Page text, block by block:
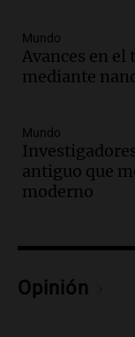
Audio.
Una mañana
Episodios
Audio.
metros
Audio.
Mundo
Avances en
mediante
Mundo
antiguo que
moderno
Opinión